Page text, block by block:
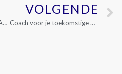
Op zoek naar een coach in Amsterdam West?
VOLGENDE
Coach voor je toekomstige werkzame leven, ‘keuze coach’